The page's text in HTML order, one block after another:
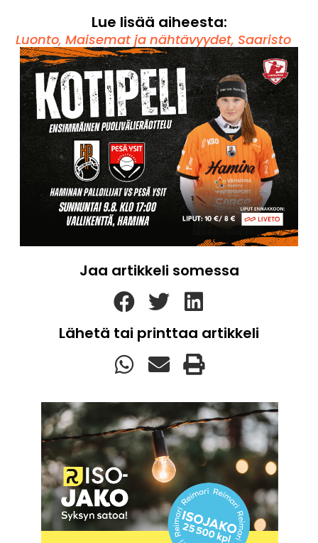
Lue lisää aiheesta:
Luonto,Maisemat ja nähtävyydet, Saaristo
Jaa artikkeli somessa
Lähetä tai printtaa artikkeli